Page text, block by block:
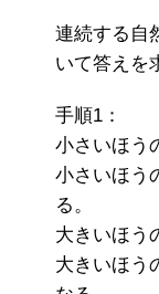
連続する自
いて答えを
手順1：
小さいほう
小さいほう
る。
大きいほう
大きいほう